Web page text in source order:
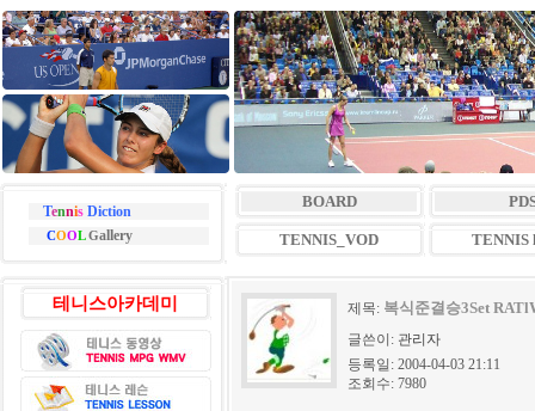
TennisDiction
COOLGallery
BOARD
TENNIS_VOD TENNIS
테니스아카데미 제목: 복식준결승3Set
글쓴이: 관리자
등록일: 2004-04-03 21:11
조회수: 7980